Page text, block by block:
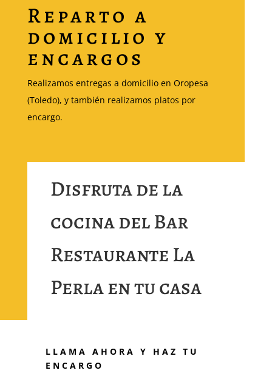
Reparto a
domicilio y
encargos
Realizamos entregas a domicilio en Oropesa
(Toledo), y también realizamos platos por
encargo.
Disfruta de la
cocina del Bar
Restaurante La
Perla en tu casa
LLAMA AHORA Y HAZ TU
ENCARGO